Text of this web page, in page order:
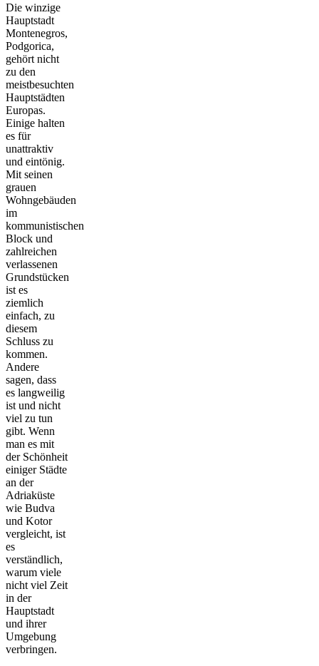
Die winzige
Hauptstadt
Montenegros,
Podgorica,
gehört nicht
zu den
meistbesuchten
Hauptstädten
Europas.
Einige halten
es für
unattraktiv
und eintönig.
Mit seinen
grauen
Wohngebäuden
im
kommunistischen
Block und
zahlreichen
verlassenen
Grundstücken
ist es
ziemlich
einfach, zu
diesem
Schluss zu
kommen.
Andere
sagen, dass
es langweilig
ist und nicht
viel zu tun
gibt. Wenn
man es mit
der Schönheit
einiger Städte
an der
Adriaküste
wie Budva
und Kotor
vergleicht, ist
es
verständlich,
warum viele
nicht viel Zeit
in der
Hauptstadt
und ihrer
Umgebung
verbringen.